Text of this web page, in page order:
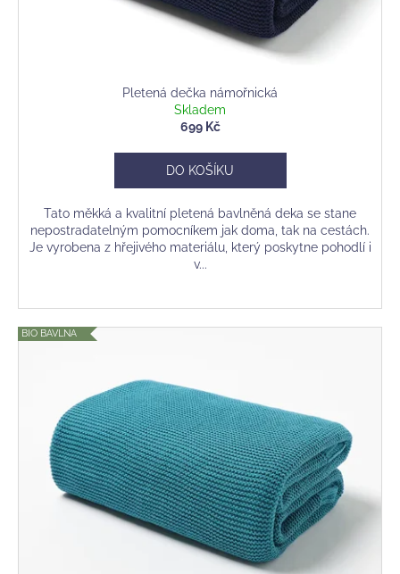
Pletená dečka námořnická
Skladem
699 Kč
DO KOŠÍKU
Tato měkká a kvalitní pletená bavlněná deka se stane
nepostradatelným pomocníkem jak doma, tak na cestách.
Je vyrobena z hřejivého materiálu, který poskytne pohodlí i
v...
BIO BAVLNA